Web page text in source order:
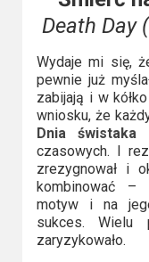
Death Day
Wydaje mi się,
pewnie już
zabijają i w
wniosku, że
Dnia świstaka
czasowych. I
zrezygnował i
kombinować –
motyw i na
sukces.
zaryzykowało.